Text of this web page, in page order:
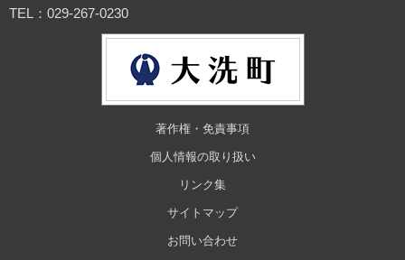
TEL：029-267-0230
著作権・免責事項
個人情報の取り扱い
リンク集
サイトマップ
お問い合わせ